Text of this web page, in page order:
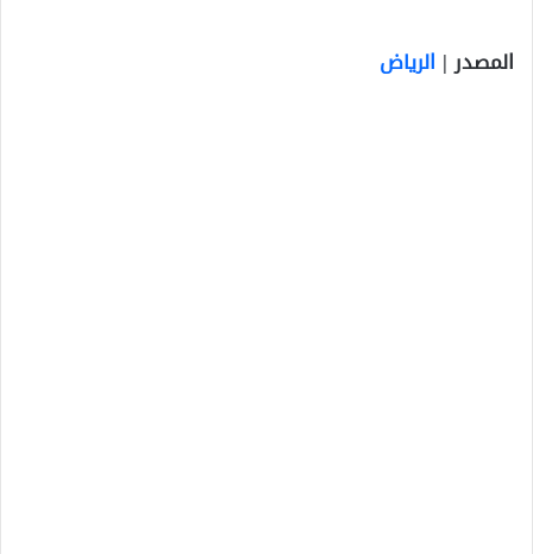
المصدر | الرياض